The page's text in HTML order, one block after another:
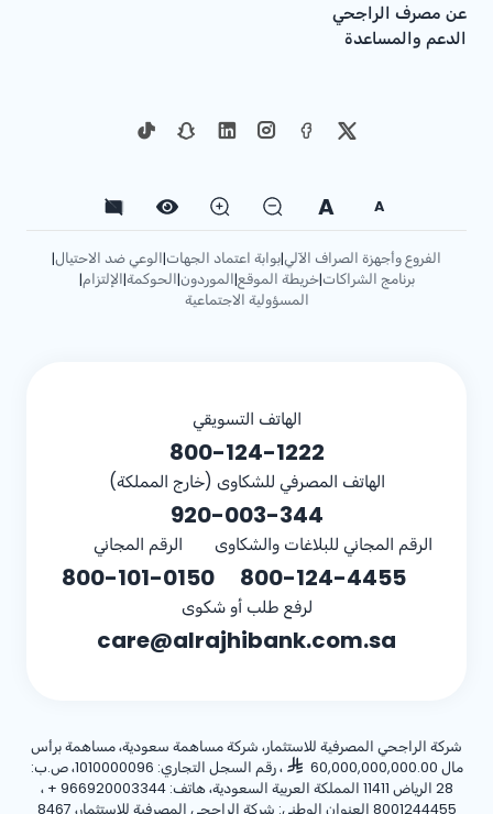
عن مصرف الراجحي
الدعم والمساعدة
A
A
الفروع وأجهزة الصراف الآلي|بوابة اعتماد الجهات|الوعي ضد الاحتيال|
برنامج الشراكات|خريطة الموقع|الموردون|الحوكمة|الإلتزام|
المسؤولية الاجتماعية
الهاتف التسويقي
800-124-1222
الهاتف المصرفي للشكاوى (خارج المملكة)
920-003-344
الرقم المجاني للبلاغات والشكاوى
800-124-4455
الرقم المجاني
800-101-0150
لرفع طلب أو شكوى
care@alrajhibank.com.sa
شركة الراجحي المصرفية للاستثمار، شركة مساهمة سعودية، مساهمة برأس
مال 60,000,000,000.00
، رقم السجل التجاري: 1010000096، ص.ب:
28 الرياض 11411 المملكة العربية السعودية، هاتف:
+ 966920003344 ،
8001244455 العنوان الوطني: شركة الراجحي المصرفية للاستثمار، 8467